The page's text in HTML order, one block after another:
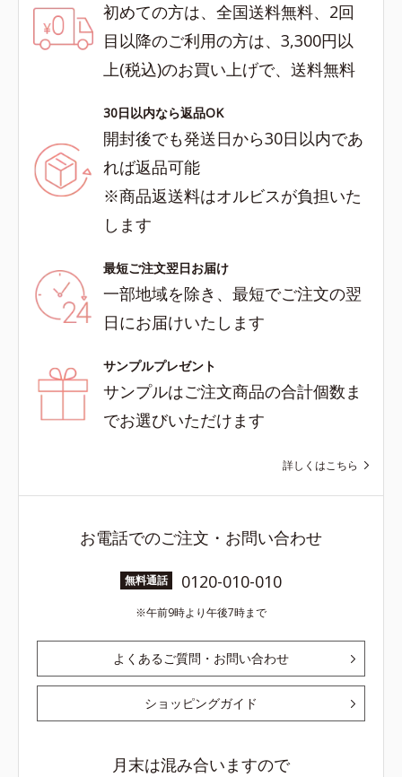
初めての方は、全国送料無料、2回
目以降のご利用の方は、3,300円以
上(税込)のお買い上げで、送料無料
30日以内なら返品OK
開封後でも発送日から30日以内であ
れば返品可能
※商品返送料はオルビスが負担いた
します
最短ご注文翌日お届け
一部地域を除き、最短でご注文の翌
日にお届けいたします
サンプルプレゼント
サンプルはご注文商品の合計個数ま
でお選びいただけます
詳しくはこちら
お電話でのご注文・お問い合わせ
無料通話 0120-010-010
午前9時より午後7時まで
よくあるご質問・お問い合わせ
ショッピングガイド
月末は混み合いますので